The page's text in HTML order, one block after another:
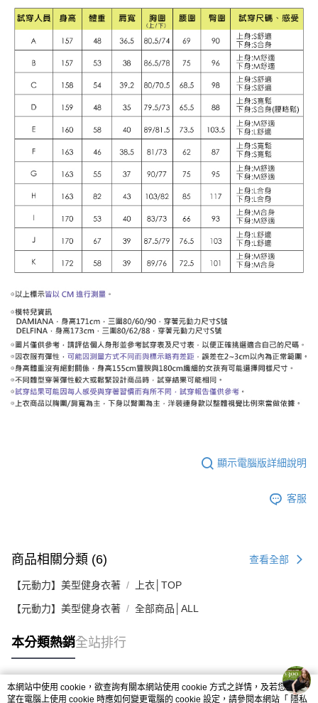
顯示電腦版詳細說明
客服
商品相關分類 (6) 查看全部
【元動力】美型健身衣著 上衣│TOP
【元動力】美型健身衣著 全部商品│ALL
本分類熱銷全站排行
熱門標籤
本網站中使用 cookie，欲查詢有關本網站使用 cookie 方式之詳情，及若您不希
望在電腦上使用 cookie 時應如何變更電腦的 cookie 設定，請參閱本網站「 隱私